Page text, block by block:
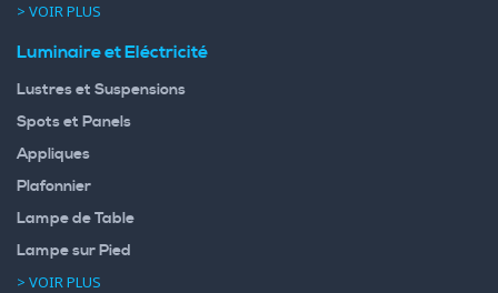
> VOIR PLUS
Luminaire et Eléctricité
Lustres et Suspensions
Spots et Panels
Appliques
Plafonnier
Lampe de Table
Lampe sur Pied
> VOIR PLUS